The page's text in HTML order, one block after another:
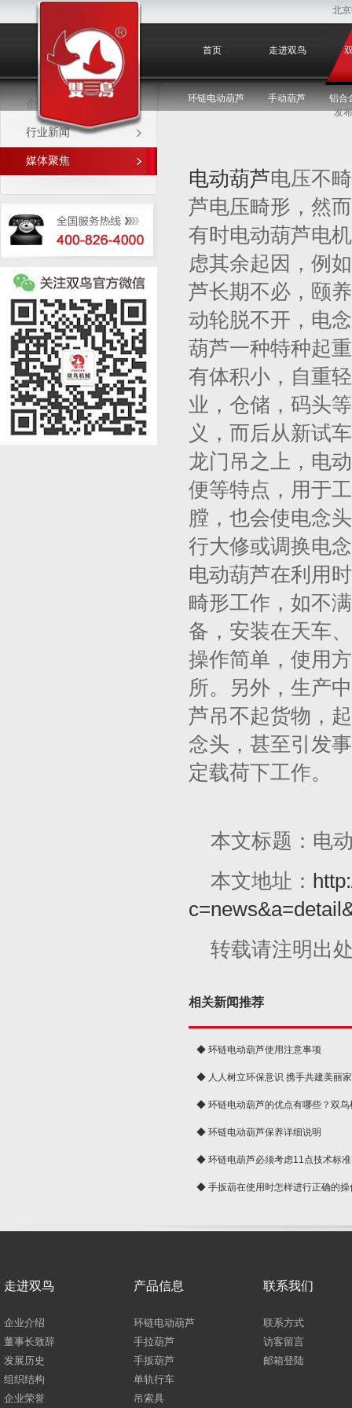
北
首页 走进双鸟
环链电动葫芦 手动葫芦 铝合
媒体聚焦
企业新闻
行业新闻
媒体聚焦
发
电动葫芦电压不
芦电压畸形，然
有时电动葫芦电
虑其余起因，例
芦长期不必，颐
动轮脱不开，电
葫芦一种特种起
有体积小，自重
业，仓储，码头
义，而后从新试
龙门吊之上，电
便等特点，用于
膛，也会使电念
行大修或调换电
电动葫芦在利用
畸形工作，如不
备，安装在天车
操作简单，使用
所。另外，生产
芦吊不起货物，
念头，甚至引发
定载荷下工作。
本文标题：电
本文地址：
转载请注明出
相关新闻推荐
◆ 环链电动葫芦使用注意事项
◆ 人人树立环保意识 携手共建美丽
球◆ 环链电动葫芦的优点有哪些？双鸟
◆ 环链电动葫芦保养详细说明
◆ 环链电葫芦必须考虑11点技术标准
◆ 手扳葫在使用时怎样进行正确的操
走进双鸟
企业介绍
董事长致辞
发展历史
组织结构
企业荣誉
产品信息
环链电动葫芦
手拉葫芦
手扳葫芦
单轨行车
吊索具
联系我们
联系方式
访客留言
邮箱登陆